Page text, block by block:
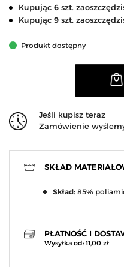
Kupując 6 szt.
Kupując 9 szt.
Produkt dostępny
Jeśli kupisz teraz
Zamówienie
SKŁAD
Skład: 85%
PŁATNOŚĆ I
Wysyłka od: 11,00 zł